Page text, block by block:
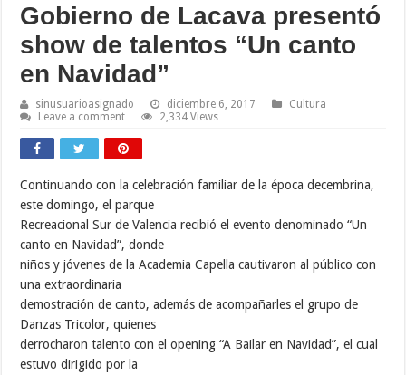
Gobierno de Lacava presentó
show de talentos “Un canto
en Navidad”
sinusuarioasignado diciembre 6, 2017
Cultura
Leave a comment
2,334 Views
Continuando con la celebración familiar de la época decembrina,
este domingo, el parque
Recreacional Sur de Valencia recibió el evento denominado “Un
canto en Navidad”, donde
niños y jóvenes de la Academia Capella cautivaron al público con
una extraordinaria
demostración de canto, además de acompañarles el grupo de
Danzas Tricolor, quienes
derrocharon talento con el opening “A Bailar en Navidad”, el cual
estuvo dirigido por la